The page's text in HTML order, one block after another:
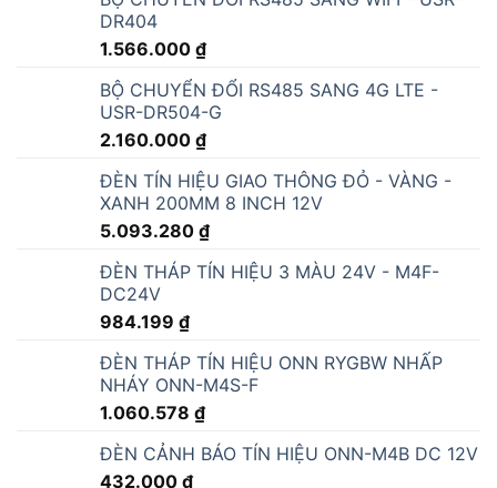
2.700.000 ₫
ĐỒNG HỒ ĐO LƯU LƯỢNG NƯỚC ĐIỆN TỬ
LORA THÔNG MINH
MÁY ĐO LƯU LƯỢNG SIÊU ÂM CẦM TAY
SHENGDA TUF-2000H
23.133.600₫
MÁY TÍNH CÔNG NGHIỆP - G15
43.740.000₫
BỘ ĐIỀU KHIỂN CẢNH BÁO TỪ XA GMS SMS
5.341.373 ₫
BỘ CHUYỂN ĐỔI RS232/RS485/RS422
N510